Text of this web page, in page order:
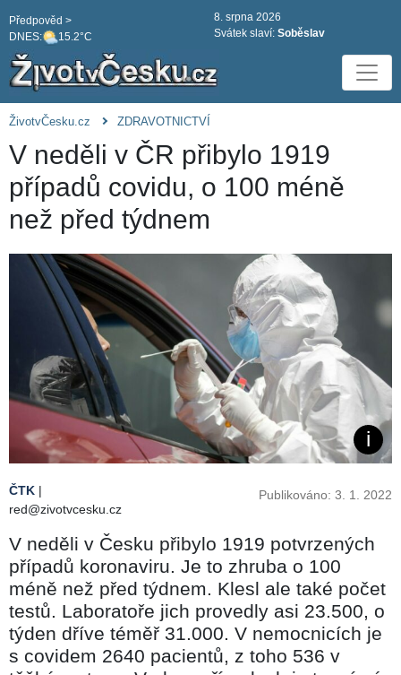
DNES: 15.2°C
Předpověd >
8. srpna 2026
Svátek slaví: Soběslav
ŽivotvČesku.cz ZDRAVOTNICTVÍ
V neděli v ČR přibylo 1919
případů covidu, o 100 méně
než před týdnem
ČTK |
red@zivotvcesku.cz
Publikováno: 3. 1. 2022
V neděli v Česku přibylo 1919 potvrzených
případů koronaviru. Je to zhruba o 100
méně než před týdnem. Klesl ale také počet
testů. Laboratoře jich provedly asi 23.500, o
týden dříve téměř 31.000. V nemocnicích je
s covidem 2640 pacientů, z toho 536 v